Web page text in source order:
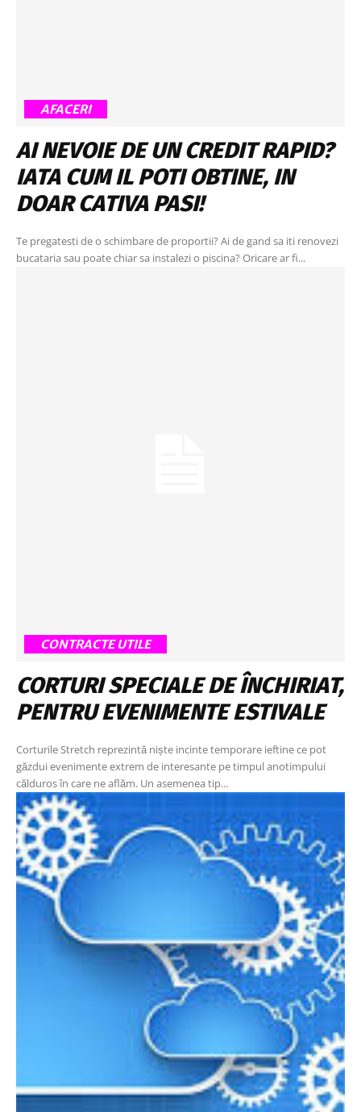
AFACERI
AI NEVOIE DE UN CREDIT RAPID?
IATA CUM IL POTI OBTINE, IN
DOAR CATIVA PASI!
Te pregatesti de o schimbare de proportii? Ai de gand sa iti renovezi
bucataria sau poate chiar sa instalezi o piscina? Oricare ar fi...
CONTRACTE UTILE
CORTURI SPECIALE DE ÎNCHIRIAT,
PENTRU EVENIMENTE ESTIVALE
Corturile Stretch reprezintă niște incinte temporare ieftine ce pot
găzdui evenimente extrem de interesante pe timpul anotimpului
călduros în care ne aflăm. Un asemenea tip...